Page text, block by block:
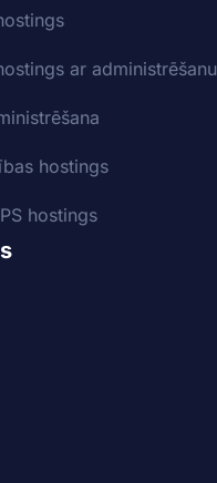
ar administrēšanu
hostings
hostings